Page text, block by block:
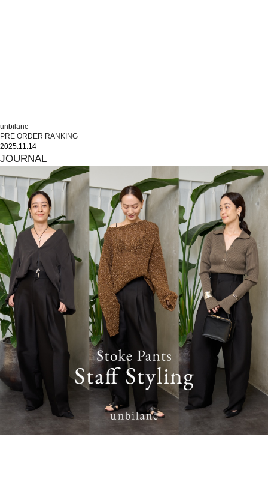
unbilanc
PRE ORDER RANKING
2025.11.14
JOURNAL